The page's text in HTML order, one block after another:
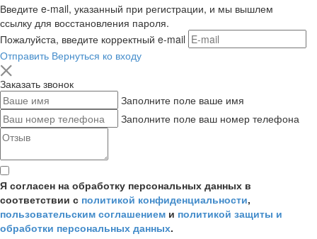
Введите e-mail, указанный при регистрации, и мы вышлем
ссылку для восстановления пароля.
Пожалуйста, введите корректный e-mail
Отправить Вернуться ко входу
Заказать звонок
Заполните поле ваше имя
Заполните поле ваш номер телефона
Я согласен на обработку персональных данных в
соответствии с политикой конфиденциальности,
пользовательским соглашением и политикой защиты и
обработки персональных данных.